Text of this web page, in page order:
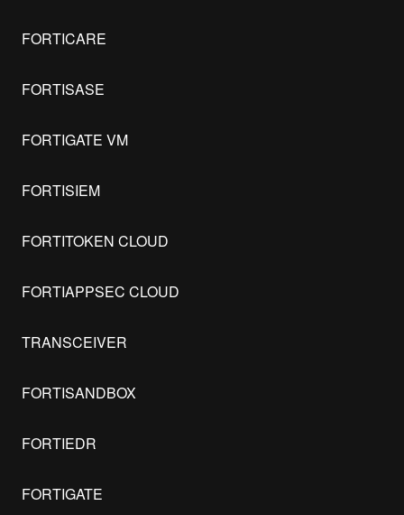
FORTICARE
FORTISASE
FORTIGATE VM
FORTISIEM
FORTITOKEN CLOUD
FORTIAPPSEC CLOUD
TRANSCEIVER
FORTISANDBOX
FORTIEDR
FORTIGATE